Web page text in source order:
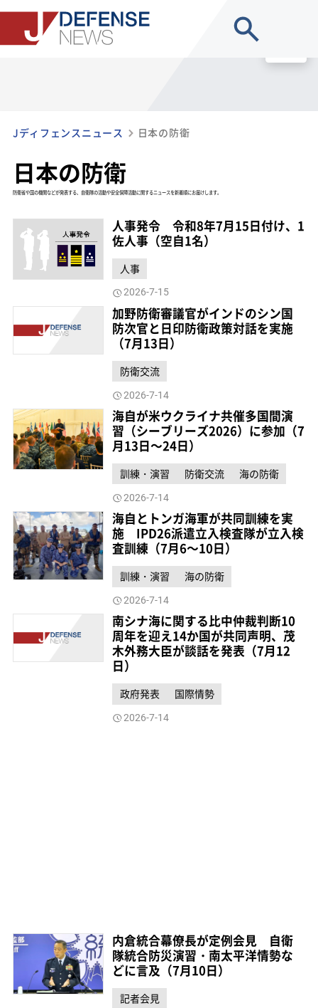
Jディフェンスニュース 日本の防衛
日本の防衛
防衛省や国の機関などが発表する、自衛隊の活動や安全保障活動に関するニュースを新着順にお届けします。
人事発令 令和8年7月15日付け、1
佐人事（空自1名）
人事
2026-7-15
加野防衛審議官がインドのシン国
防次官と日印防衛政策対話を実施
（7月13日）
防衛交流
2026-7-14
海自が米ウクライナ共催多国間演
習（シーブリーズ2026）に参加（7
月13日～24日）
訓練・演習 防衛交流 海の防衛
2026-7-14
海自とトンガ海軍が共同訓練を実
施 IPD26派遣立入検査隊が立入検
査訓練（7月6～10日）
訓練・演習 海の防衛
2026-7-14
南シナ海に関する比中仲裁判断10
周年を迎え14か国が共同声明、茂
木外務大臣が談話を発表（7月12
日）
政府発表 国際情勢
2026-7-14
内倉統合幕僚長が定例会見 自衛
隊統合防災演習・南太平洋情勢な
どに言及（7月10日）
記者会見